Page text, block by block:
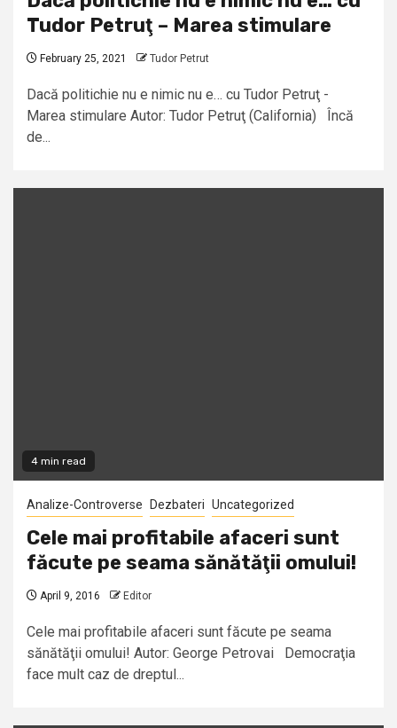
Tudor Petruţ – Marea stimulare
February 25, 2021 Tudor Petrut
Dacă politichie nu e nimic nu e… cu Tudor Petruţ -
Marea stimulare Autor: Tudor Petruţ (California) Încă
de...
4 min read
Analize-Controverse Dezbateri Uncategorized
Cele mai profitabile afaceri sunt
făcute pe seama sănătăţii omului!
April 9, 2016 Editor
Cele mai profitabile afaceri sunt făcute pe seama
sănătăţii omului! Autor: George Petrovai Democraţia
face mult caz de dreptul...